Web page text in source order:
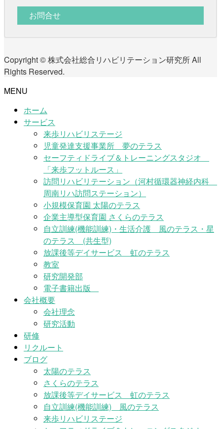
お問合せ
Copyright © 株式会社総合リハビリテーション研究所 All
Rights Reserved.
MENU
ホーム
サービス
来歩リハビリステージ
児童発達支援事業所 夢のテラス
セーフティドライブ＆トレーニングスタジオ
「来歩フットルース」
訪問リハビリテーション（河村循環器神経内科
周南リハ訪問ステーション）
小規模保育園 太陽のテラス
企業主導型保育園 さくらのテラス
自立訓練(機能訓練)・生活介護 風のテラス・星
のテラス (共生型)
放課後等デイサービス 虹のテラス
教室
研究開発部
電子書籍出版
会社概要
会社理念
研究活動
研修
リクルート
ブログ
太陽のテラス
さくらのテラス
放課後等デイサービス 虹のテラス
自立訓練(機能訓練) 風のテラス
来歩リハビリステージ